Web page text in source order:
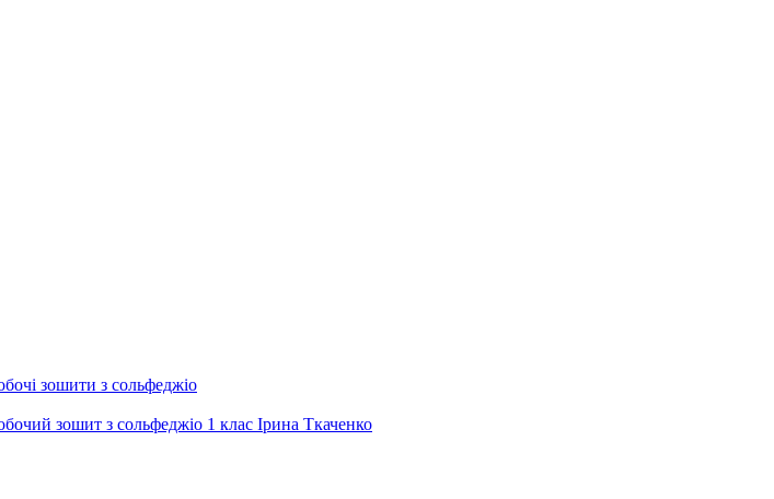
зошити з сольфеджіо
зошит з сольфеджіо 1 клас Ірина Ткаченко